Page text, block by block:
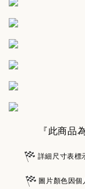
『此商品
詳細尺寸表標
圖片顏色因